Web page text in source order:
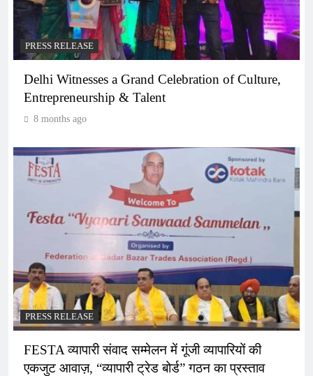
PRESS RELEASE
Delhi Witnesses a Grand Celebration of Culture,
Entrepreneurship & Talent
8 months ago
PRESS RELEASE
FESTA व्यापारी संवाद सम्मेलन में गूंजी व्यापारियों की
एकजुट आवाज़, “व्यापारी ट्रेड बोर्ड” गठन का प्रस्ताव